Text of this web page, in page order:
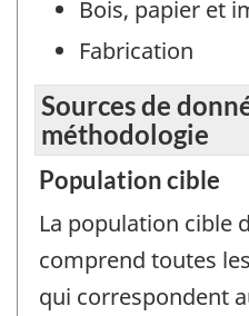
Bois, papier et
Fabrication
Sources de
méthodologie
Population cible
La population cible
comprend toutes
qui correspondent